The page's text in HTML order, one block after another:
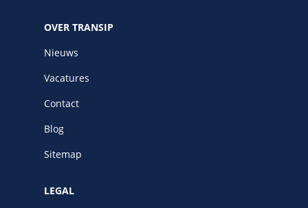
OVER TRANSIP
Nieuws
Vacatures
Contact
Blog
Sitemap
LEGAL